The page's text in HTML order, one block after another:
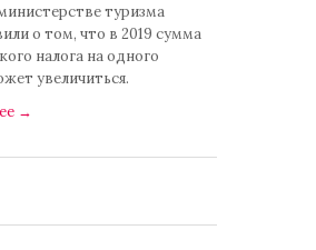
туризма
о том, что в 2019 сумма
налога на одного
увеличиться.
→